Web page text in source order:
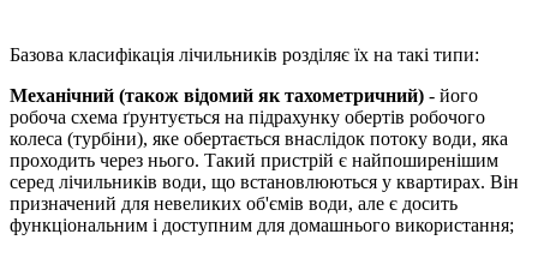
Базова класифікація лічильників розділяє їх на такі типи:
Механічний (також відомий як тахометричний) - його
робоча схема ґрунтується на підрахунку обертів робочого
колеса (турбіни), яке обертається внаслідок потоку води, яка
проходить через нього. Такий пристрій є найпоширенішим
серед лічильників води, що встановлюються у квартирах. Він
призначений для невеликих об'ємів води, але є досить
функціональним і доступним для домашнього використання;